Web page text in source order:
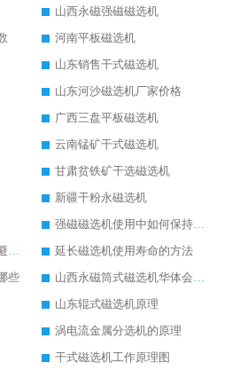
山西永磁强磁磁选机
河南平板磁选机
山东销售干式磁选机
山东河沙磁选机厂家价格
广西三盘平板磁选机
云南锰矿干式磁选机
甘肃贫铁矿干选磁选机
新疆干粉永磁选机
强磁磁选机使用中如何保持其顺畅运行
湿式磁选机的后期维护要避开哪些坑
延长磁选机使用寿命的方法
些
山西永磁筒式磁选机华体会手机网页版-华体会(中国)
山东辊式磁选机原理
涡电流金属分选机的原理
干式磁选机工作原理图